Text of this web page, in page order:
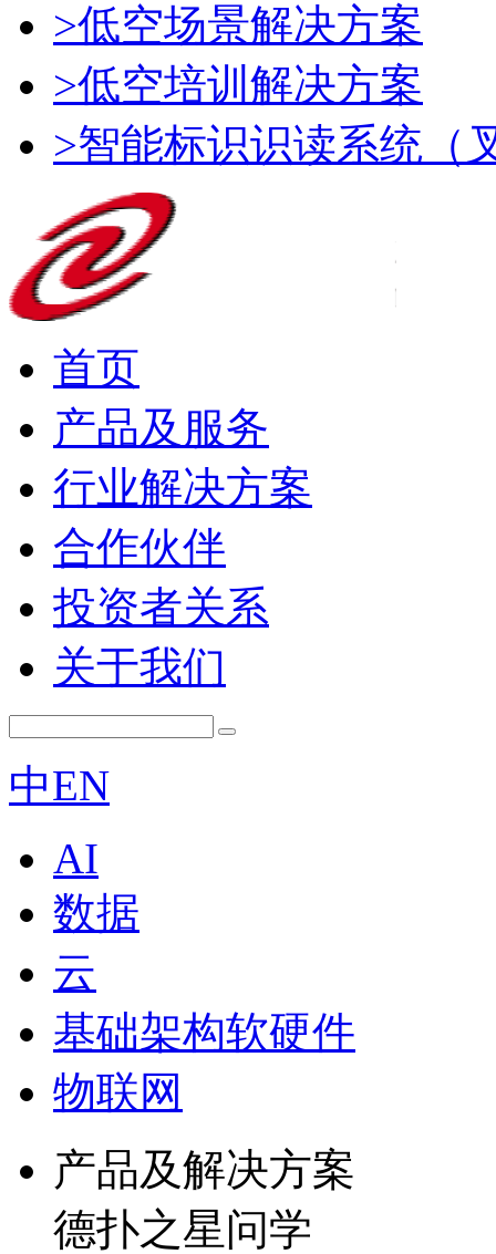
>低空场景解决方案
>低空培训解决方案
>智能标识识读系统（
首页
产品及服务
行业解决方案
合作伙伴
投资者关系
关于我们
中EN
AI
数据
云
基础架构软硬件
物联网
产品及解决方案
德扑之星问学